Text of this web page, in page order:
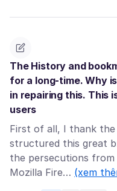
The History and
for a long-time. Why
in repairing this. This
users
First of all, I thank
structured this great
the persecutions
Mozilla Fire… (xem